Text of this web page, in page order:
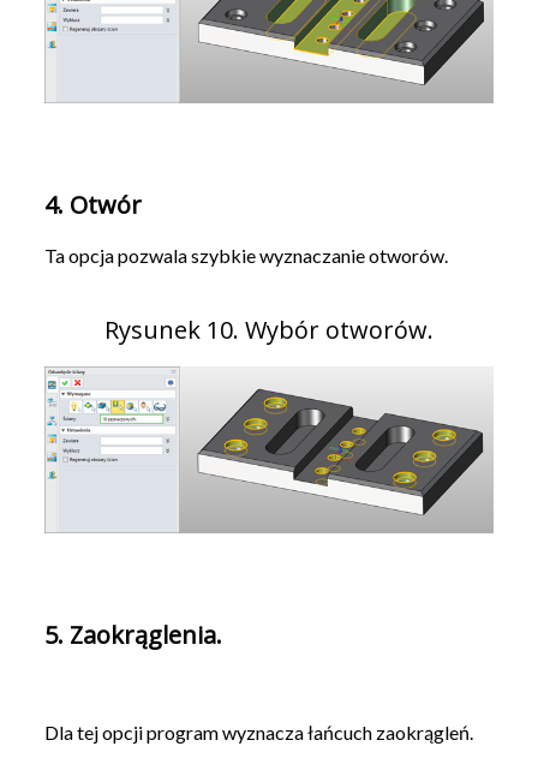
4. Otwór
Ta opcja pozwala szybkie wyznaczanie otworów.
Rysunek 10. Wybór otworów.
5. Zaokrąglenia.
Dla tej opcji program wyznacza łańcuch zaokrągleń.